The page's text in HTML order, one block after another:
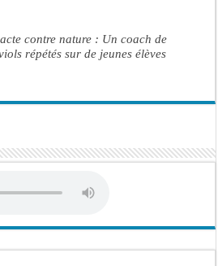
contre nature : Un coach de
répétés sur de jeunes élèves